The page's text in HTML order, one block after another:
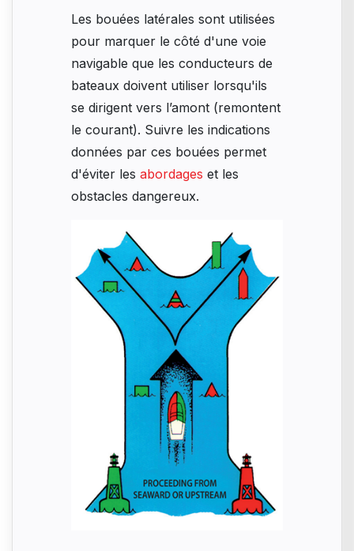
Les bouées latérales sont utilisées
pour marquer le côté d'une voie
navigable que les conducteurs de
bateaux doivent utiliser lorsqu'ils
se dirigent vers l’amont (remontent
le courant). Suivre les indications
données par ces bouées permet
d'éviter les abordages et les
obstacles dangereux.